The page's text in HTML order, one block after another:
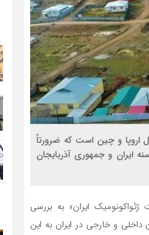
اروپا و چین است که ضرورتاً
ایران و جمهوری آذربایجان
ایران» به بررسی
داخلی و خارجی در ایران به این